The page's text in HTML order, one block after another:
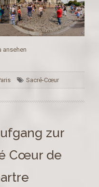
ansehen
Sacré-Cœur
zur
Cœur de